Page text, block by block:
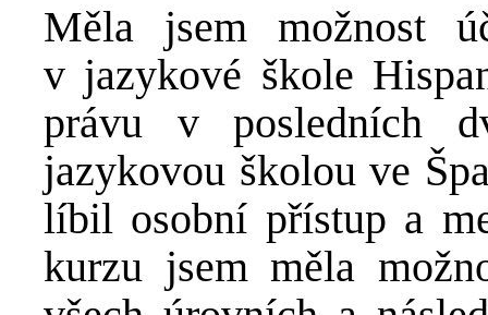
Měla jsem možnost
v jazykové škole
právu v posledních
jazykovou školou ve
líbil osobní přístup a
kurzu jsem měla